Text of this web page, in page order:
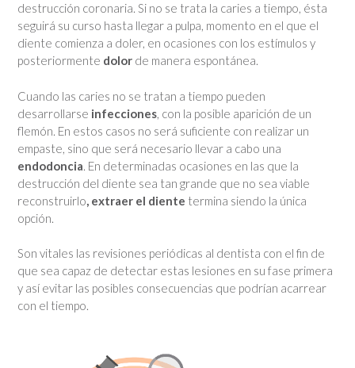
destrucción coronaria. Si no se trata la caries a tiempo, ésta
seguirá su curso hasta llegar a pulpa, momento en el que el
diente comienza a doler, en ocasiones con los estímulos y
posteriormente dolor de manera espontánea.
Cuando las caries no se tratan a tiempo pueden
desarrollarse infecciones, con la posible aparición de un
flemón. En estos casos no será suficiente con realizar un
empaste, sino que será necesario llevar a cabo una
endodoncia. En determinadas ocasiones en las que la
destrucción del diente sea tan grande que no sea viable
reconstruirlo, extraer el diente termina siendo la única
opción.
Son vitales las revisiones periódicas al dentista con el fin de
que sea capaz de detectar estas lesiones en su fase primera
y así evitar las posibles consecuencias que podrían acarrear
con el tiempo.